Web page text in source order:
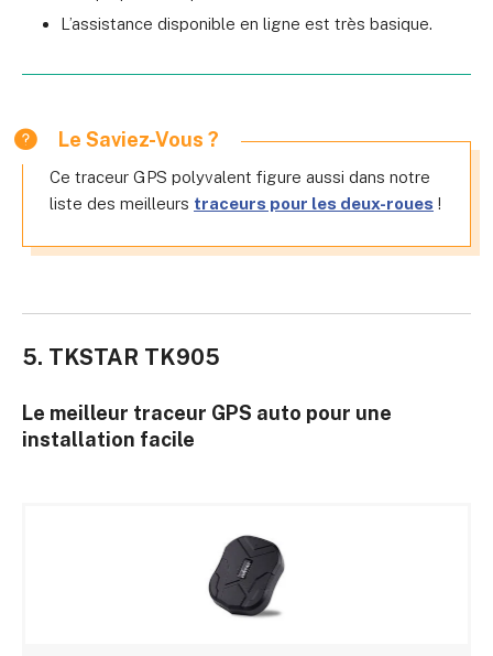
L’assistance disponible en ligne est très basique.
Le Saviez-Vous ?
Ce traceur GPS polyvalent figure aussi dans notre
liste des meilleurs traceurs pour les deux-roues !
5. TKSTAR TK905
Le meilleur traceur GPS auto pour une
installation facile